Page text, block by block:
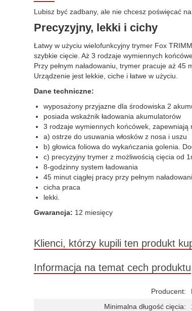
Lubisz być zadbany, ale nie chcesz poświęcać
Precyzyjny, lekki i cichy
Łatwy w użyciu wielofunkcyjny trymer Fox
szybkie cięcie. Aż 3 rodzaje wymiennych
Przy pełnym naładowaniu, trymer pracuje aż 45
Urządzenie jest lekkie, ciche i łatwe w użyciu.
Dane techniczne:
wyposażony przyjazne dla środowiska 2
posiada wskaźnik ładowania akumulatorów
3 rodzaje wymiennych końcówek, zapewniają
a) ostrze do usuwania włosków z nosa i uszu
b) głowica foliowa do wykańczania golenia.
c) precyzyjny trymer z możliwością cięcia od
8-godzinny system ładowania
45 minut ciągłej pracy przy pełnym
cicha praca
lekki.
Gwarancja: 12 miesięcy
Klienci, którzy kupili ten produkt
Informacja na temat cech produktu
Producent:
Minimalna długość cięcia: